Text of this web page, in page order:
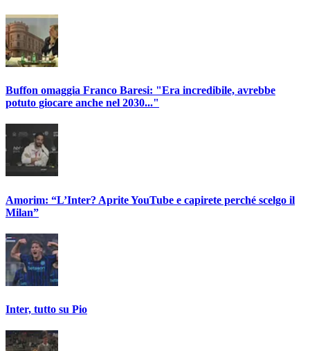
Buffon omaggia Franco Baresi: "Era incredibile, avrebbe
potuto giocare anche nel 2030..."
Amorim: “L’Inter? Aprite YouTube e capirete perché scelgo il
Milan”
Inter, tutto su Pio